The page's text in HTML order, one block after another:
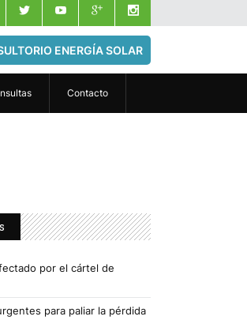
ENERGÍA SOLAR
Contacto
por el cártel de
para paliar la pérdida